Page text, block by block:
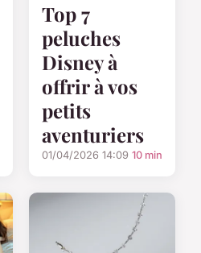
Top 7
peluches
Disney à
offrir à vos
petits
aventuriers
01/04/2026 14:09 10 min